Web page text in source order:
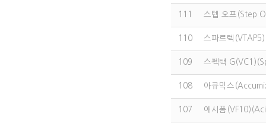
111 스텝 오프(Step
110 스파르텍
109 스펙택
108 아큐믹스
107 애시폼